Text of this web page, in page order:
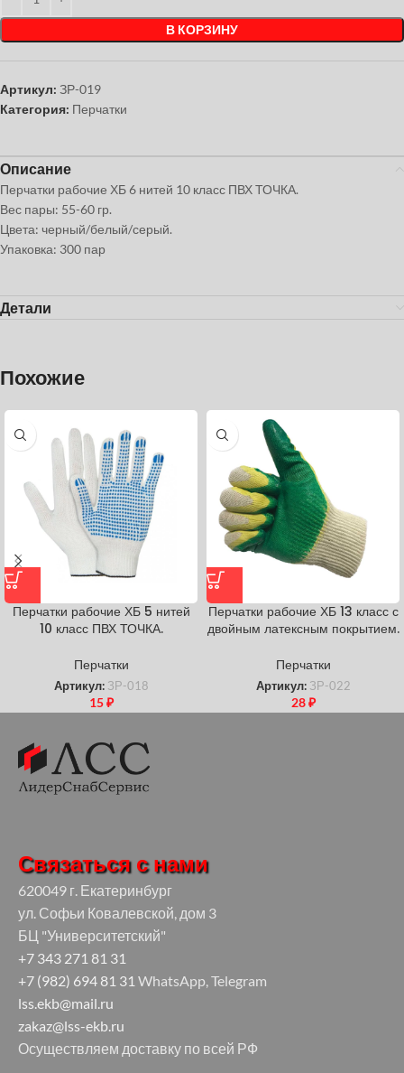
В КОРЗИНУ
Артикул: ЗР-019
Категория: Перчатки
Описание
Перчатки рабочие ХБ 6 нитей 10 класс ПВХ ТОЧКА.
Вес пары: 55-60 гр.
Цвета: черный/белый/серый.
Упаковка: 300 пар
Детали
Похожие
Перчатки рабочие ХБ 5 нитей
10 класс ПВХ ТОЧКА.
Перчатки
Артикул: ЗР-018
15₽
Перчатки рабочие ХБ 13 класс с
двойным латексным покрытием.
Перчатки
Артикул: ЗР-022
28₽
Связаться с нами
620049 г. Екатеринбург
ул. Софьи Ковалевской, дом 3
БЦ "Университетский"
+7 343 271 81 31
+7 (982) 694 81 31 WhatsApp, Telegram
lss.ekb@mail.ru
zakaz@lss-ekb.ru
Осуществляем доставку по всей РФ